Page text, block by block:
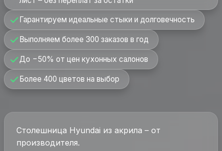
Гарантируем идеальные стыки и долговечность
Выполняем более 300 заказов в год
До −50% от цен кухонных салонов
Более 400 цветов на выбор
Столешница Hyundai из акрила – от
производителя.